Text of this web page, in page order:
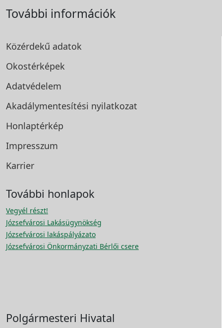
További információk
Közérdekű adatok
Okostérképek
Adatvédelem
Akadálymentesítési nyilatkozat
Honlaptérkép
Impresszum
Karrier
További honlapok
Vegyél részt!
Józsefvárosi Lakásügynökség
Józsefvárosi lakáspályázato
Józsefvárosi Önkormányzati Bérlői csere
Polgármesteri Hivatal